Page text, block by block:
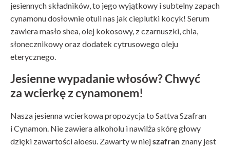
jesiennych składników, to jego wyjątkowy i subtelny zapach
cynamonu dosłownie otuli nas jak cieplutki kocyk! Serum
zawiera masło shea, olej kokosowy, z czarnuszki, chia,
słonecznikowy oraz dodatek cytrusowego oleju
eterycznego.
Jesienne wypadanie włosów? Chwyć
za wcierkę z cynamonem!
Nasza jesienna wcierkowa propozycja to Sattva Szafran
i Cynamon. Nie zawiera alkoholu i nawilża skórę głowy
dzięki zawartości aloesu. Zawarty w niejszafran znany jest